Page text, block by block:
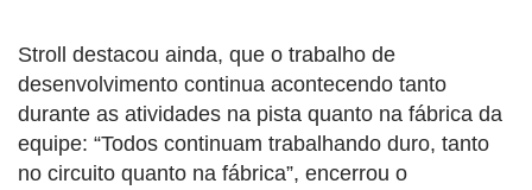
Stroll destacou ainda, que o trabalho de
desenvolvimento continua acontecendo tanto
durante as atividades na pista quanto na fábrica da
equipe: “Todos continuam trabalhando duro, tanto
no circuito quanto na fábrica”, encerrou o